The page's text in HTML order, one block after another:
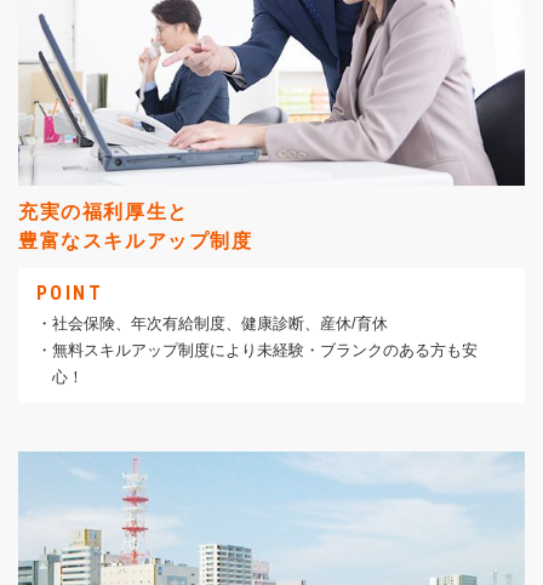
充実の福利厚生と
豊富なスキルアップ制度
POINT
・社会保険、年次有給制度、健康診断、産休/育休
・無料スキルアップ制度により未経験・ブランクのある方も安
心！